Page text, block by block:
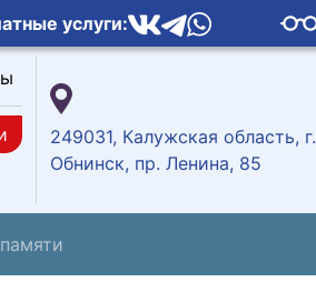
услуги:
249031, Калужская область, г.
Обнинск, пр. Ленина, 85